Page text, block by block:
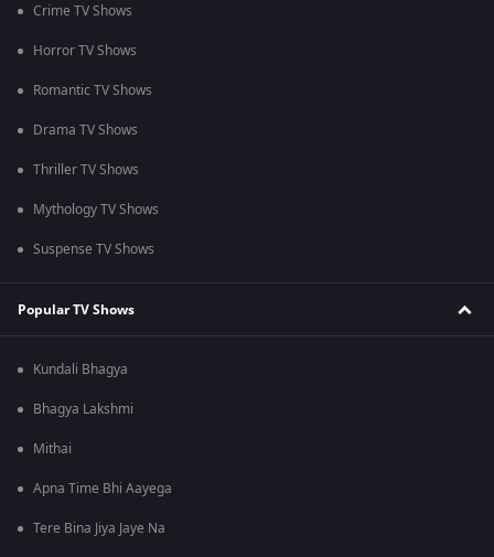
Crime TV Shows
Horror TV Shows
Romantic TV Shows
Drama TV Shows
Thriller TV Shows
Mythology TV Shows
Suspense TV Shows
Popular TV Shows
Kundali Bhagya
Bhagya Lakshmi
Mithai
Apna Time Bhi Aayega
Tere Bina Jiya Jaye Na